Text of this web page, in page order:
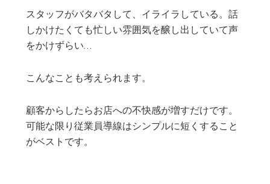
スタッフがバタバタして、イライラしている。話
しかけたくても忙しい雰囲気を醸し出していて声
をかけずらい…
こんなことも考えられます。
顧客からしたらお店への不快感が増すだけです。
可能な限り従業員導線はシンプルに短くすること
がベストです。